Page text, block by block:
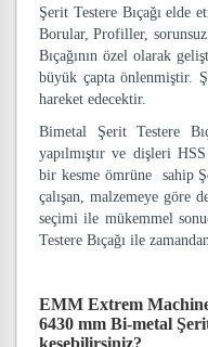
Şerit Testere Bıçağı elde
Borular, Profiller,
Bıçağının özel olarak
büyük çapta önlenmiştir.
hareket edecektir.
Bimetal Şerit Testere
yapılmıştır ve dişleri
bir kesme ömrüne sahip
çalışan, malzemeye göre
seçimi ile mükemmel
Testere Bıçağı ile
EMM Extrem
6430 mm Bi-metal
kesebilirsiniz?